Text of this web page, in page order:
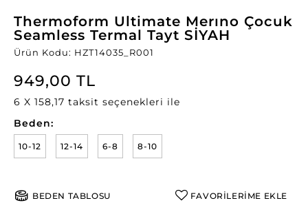
Thermoform Ultimate Merıno Çocuk
Seamless Termal Tayt SİYAH
Ürün Kodu: HZT14035_R001
949,00 TL
6 X 158,17 taksit seçenekleri ile
Beden:
10-12 12-14 6-8 8-10
BEDEN TABLOSU FAVORİLERİME EKLE